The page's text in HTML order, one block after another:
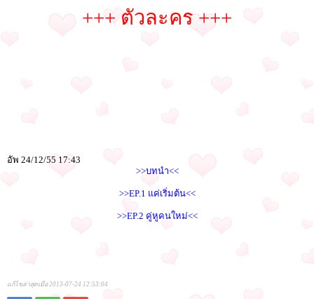
+++ ตัวละคร +++
อัพ 24/12/55 17:43
>>บทนำ<<
>>EP.1 แค่เริ่มต้น<<
>>EP.2 คู่หูคนใหม่<<
แก้ไขล่าสุดเมื่อ 2013-07-24 12:53:04